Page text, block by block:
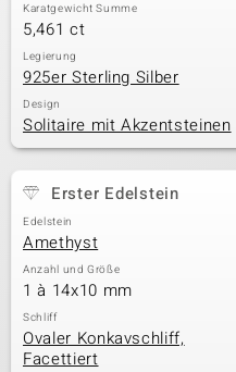
Classics
Karatgewicht Summe
5,461 ct
Legierung
925er Sterling Silber
Design
Solitaire mit Akzentsteinen
Erster Edelstein
Edelstein
Amethyst
Anzahl und Größe
1 à 14x10 mm
Schliff
Ovaler Konkavschliff,
Facettiert